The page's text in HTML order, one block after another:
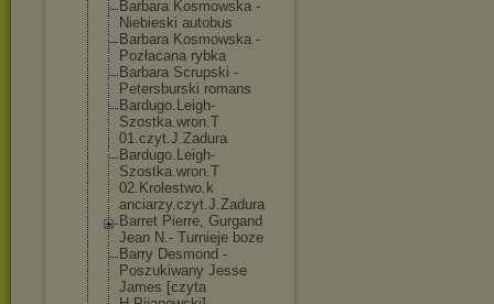
Barbara Kosmowska -
Niebieski autobus
Barbara Kosmowska -
Pozłacana rybka
Barbara Scrupski -
Petersburski romans
Bardugo.Leigh-
Szostka.wron.T
01.czyt.J.Zadura
Bardugo.Leigh-
Szostka.wron.T
02.Krolestwo.k
anciarzy.czyt.J.Zadura
Barret Pierre, Gurgand
Jean N.- Turnieje boze
Barry Desmond -
Poszukiwany Jesse
James [czyta